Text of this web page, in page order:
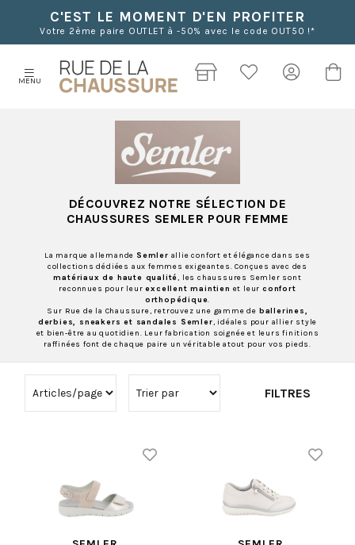
C'EST LE MOMENT D'EN PROFITER
Votre 2ème paire OUTLET à -50% avec le code OUT50 !*
MENU
DÉCOUVREZ NOTRE SÉLECTION DE
CHAUSSURES SEMLER POUR FEMME
La marque allemande Semler allie confort et élégance dans ses
collections dédiées aux femmes exigeantes. Conçues avec des
matériaux de haute qualité, les chaussures Semler sont
reconnues pour leurexcellent maintien et leur confort
orthopédique.
Sur Rue de la Chaussure, retrouvez une gamme de ballerines,
derbies, sneakers et sandales Semler, idéales pour allier style
et bien-être au quotidien. Leur fabrication soignée et leurs finitions
raffinées font de chaque paire un véritable atout pour vos pieds.
FILTRES